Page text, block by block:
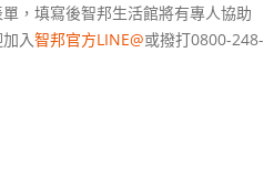
，填寫後智邦生活館將有專人協助
入智邦官方LINE@或撥打0800-248-